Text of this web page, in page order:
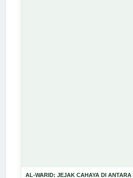
AL-WARID: JEJAK CAHAYA DI